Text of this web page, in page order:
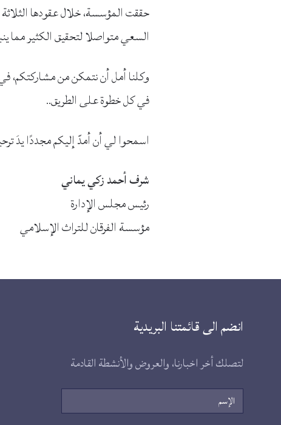
حققت المؤسسة، خلال عقودها الثلاثة
السعي متواصلا لتحقيق الكثير مما
وكلنا أمل أن نتمكن من مشاركتكم، في
في كل خطوة على الطريق..
اسمحوا لي أن أمدّ إليكم مجددًا يدَ
شرف أحمد زكي يماني
رئيس مجلس الإدارة
مؤسسة الفرقان للتراث الإسلامي
انضم الى قائمتنا البريدية
لتصلك أخر اخبارنا، والعروض والأنشطة القادمة
الإسم